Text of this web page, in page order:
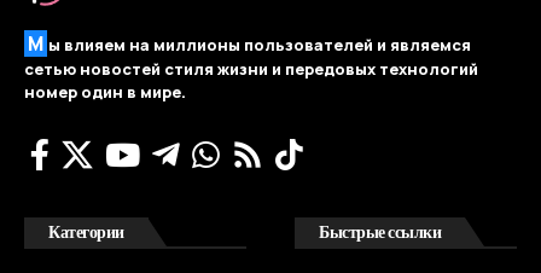
М ы влияем на миллионы пользователей и являемся
сетью новостей стиля жизни и передовых технологий
номер один в мире.
Категории Быстрые ссылки